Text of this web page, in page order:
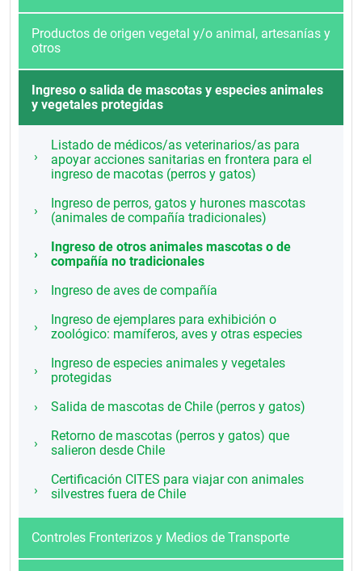
Productos de origen vegetal y/o animal, artesanías y
otros
Ingreso o salida de mascotas y especies animales
y vegetales protegidas
Listado de médicos/as veterinarios/as para
apoyar acciones sanitarias en frontera para el
ingreso de macotas (perros y gatos)
Ingreso de perros, gatos y hurones mascotas
(animales de compañía tradicionales)
Ingreso de otros animales mascotas o de
compañía no tradicionales
Ingreso de aves de compañía
Ingreso de ejemplares para exhibición o
zoológico: mamíferos, aves y otras especies
Ingreso de especies animales y vegetales
protegidas
Salida de mascotas de Chile (perros y gatos)
Retorno de mascotas (perros y gatos) que
salieron desde Chile
Certificación CITES para viajar con animales
silvestres fuera de Chile
Controles Fronterizos y Medios de Transporte